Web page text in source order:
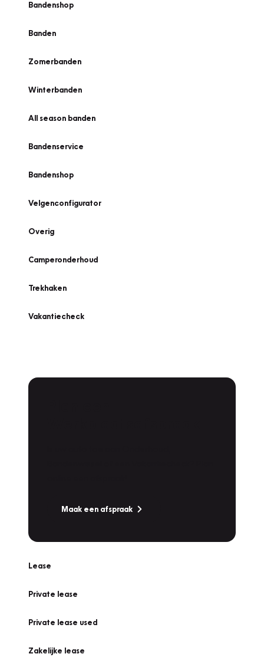
Bandenshop
Banden
Zomerbanden
Winterbanden
All season banden
Bandenservice
Bandenshop
Velgenconfigurator
Overig
Camperonderhoud
Trekhaken
Vakantiecheck
Maak een afspraak
Lease
Private lease
Private lease used
Zakelijke lease